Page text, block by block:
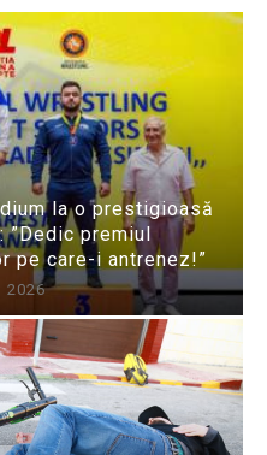
la o prestigioasă
premiul
pe care-i antrenez!”
2026